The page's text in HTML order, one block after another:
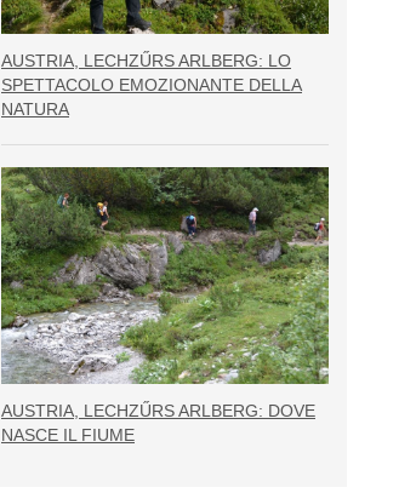
AUSTRIA, LECHZŰRS ARLBERG: LO
SPETTACOLO EMOZIONANTE DELLA
NATURA
AUSTRIA, LECHZŰRS ARLBERG: DOVE
NASCE IL FIUME